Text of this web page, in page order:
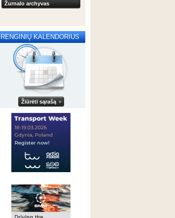
Žurnalo archyvas
RENGINIŲ KALENDORIUS
Žiūrėti sąrašą